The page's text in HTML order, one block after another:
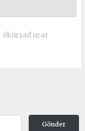
#kürşad uçar
Gönder